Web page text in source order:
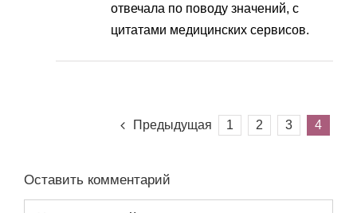
отвечала по поводу значений, с
цитатами медицинских сервисов.
Предыдущая 1 2 3 4
Оставить комментарий